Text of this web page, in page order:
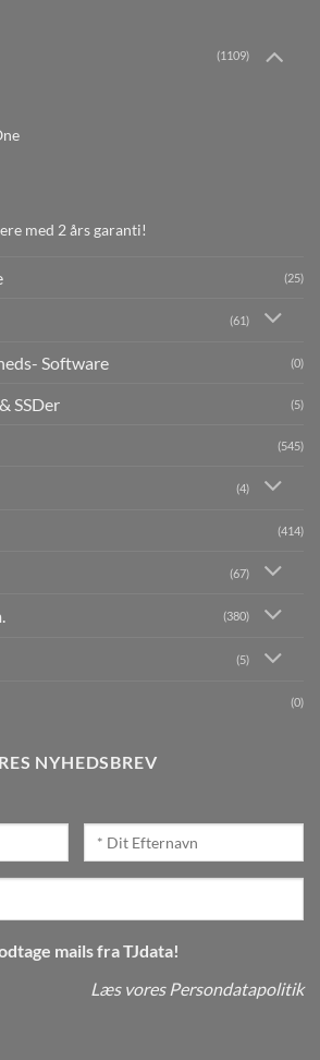
(1109)
med 2 års garanti!
(25)
(61)
Software (0)
SSDer (5)
(545)
(4)
(414)
(67)
(380)
(5)
(0)
NYHEDSBREV
mails fra TJdata!
Læs vores Persondatapolitik